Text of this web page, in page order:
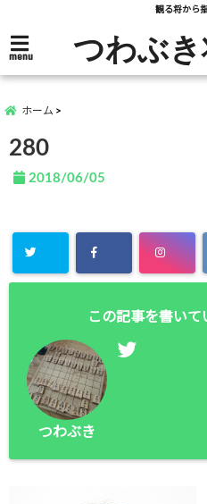
観る将から
menu つわぶ
ホーム
280
2018/06/05
この記事を書いて
つわぶき